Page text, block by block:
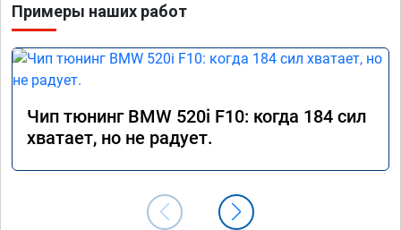
Примеры наших работ
Чип тюнинг BMW 520i F10: когда 184 сил
хватает, но не радует.